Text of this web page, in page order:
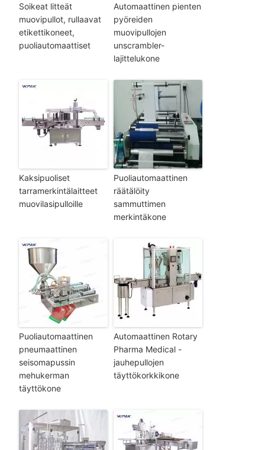
Soikeat litteät
muovipullot, rullaavat
etikettikoneet,
puoliautomaattiset
Automaattinen pienten
pyöreiden
muovipullojen
unscrambler-
lajittelukone
Kaksipuoliset
tarramerkintälaitteet
muovilasipulloille
Puoliautomaattinen
räätälöity
sammuttimen
merkintäkone
Puoliautomaattinen
pneumaattinen
seisomapussin
mehukerman
täyttökone
Automaattinen Rotary
Pharma Medical -
jauhepullojen
täyttökorkkikone